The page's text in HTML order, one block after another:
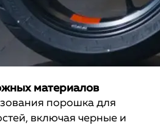
материалов
порошка для
включая черные и